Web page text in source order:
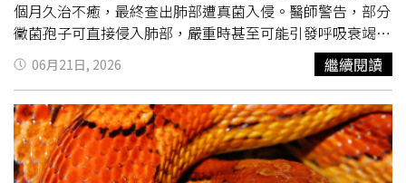
問題獲得控制後，針對已經水腫或淤滯的末梢環境，現在也
有一項新型態的組織修復策略，例如神經肌肉電刺激貼片作
為協助下肢循環管理的輔助照護方式之一。其原理透過微電
流刺激運動神經，來引導小腿肌肉節律性的自主收縮，並將
囤積在足部的血液往心臟推送。理論上有助於改善局部循環
環境，使組織修復所需的血流供應獲得支持，為受損組織提
供修復所需的營養，可作為部分慢性傷口患者的輔助照護選
項，實際是否適合使用，仍須由醫師依個別病況評估。及早
個月久治不癒，最終查出肺部遭真菌入侵。醫師警告，部分
黴菌孢子可直接侵入肺部，嚴重時甚至可能引發呼吸衰竭，
危及生命。夫妻肺部感染久治不癒，拆開家中地板後驚見大
量黴菌。（圖／翻攝自極目新聞）據《極目新聞》報導，寧
波大學附屬第一醫院呼吸與危重症醫學科主任醫師丁群力介
紹，73歲朱姓男子原本患有氣喘，平時靠藥物控制穩定，但
近3個月持續出現咳嗽、氣喘及呼吸不順等症狀，多次接受
抗生素治療仍未改善。經轉診進一步接受支氣管鏡檢查後，
06月21日, 2026 繼續閱讀